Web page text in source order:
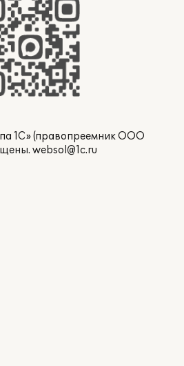
1С» (правопреемник ООО
websol@1c.ru